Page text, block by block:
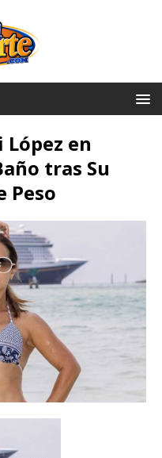
en
tras Su
Peso